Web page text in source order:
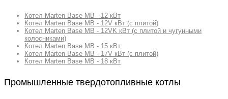
Котел Marten Base MB - 12 кВт
Котел Marten Base MB - 12V кВт (с плитой)
Котел Marten Base MB - 12VK кВт (с плитой и чугунными
колосниками)
Котел Marten Base MB - 15 кВт
Котел Marten Base MB - 17V кВт (с плитой)
Котел Marten Base MB - 18 кВт
Промышленные твердотопливные котлы